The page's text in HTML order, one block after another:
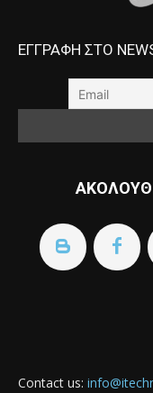
ΕΓΓΡΑΦΗ ΣΤΟ
Contact us: